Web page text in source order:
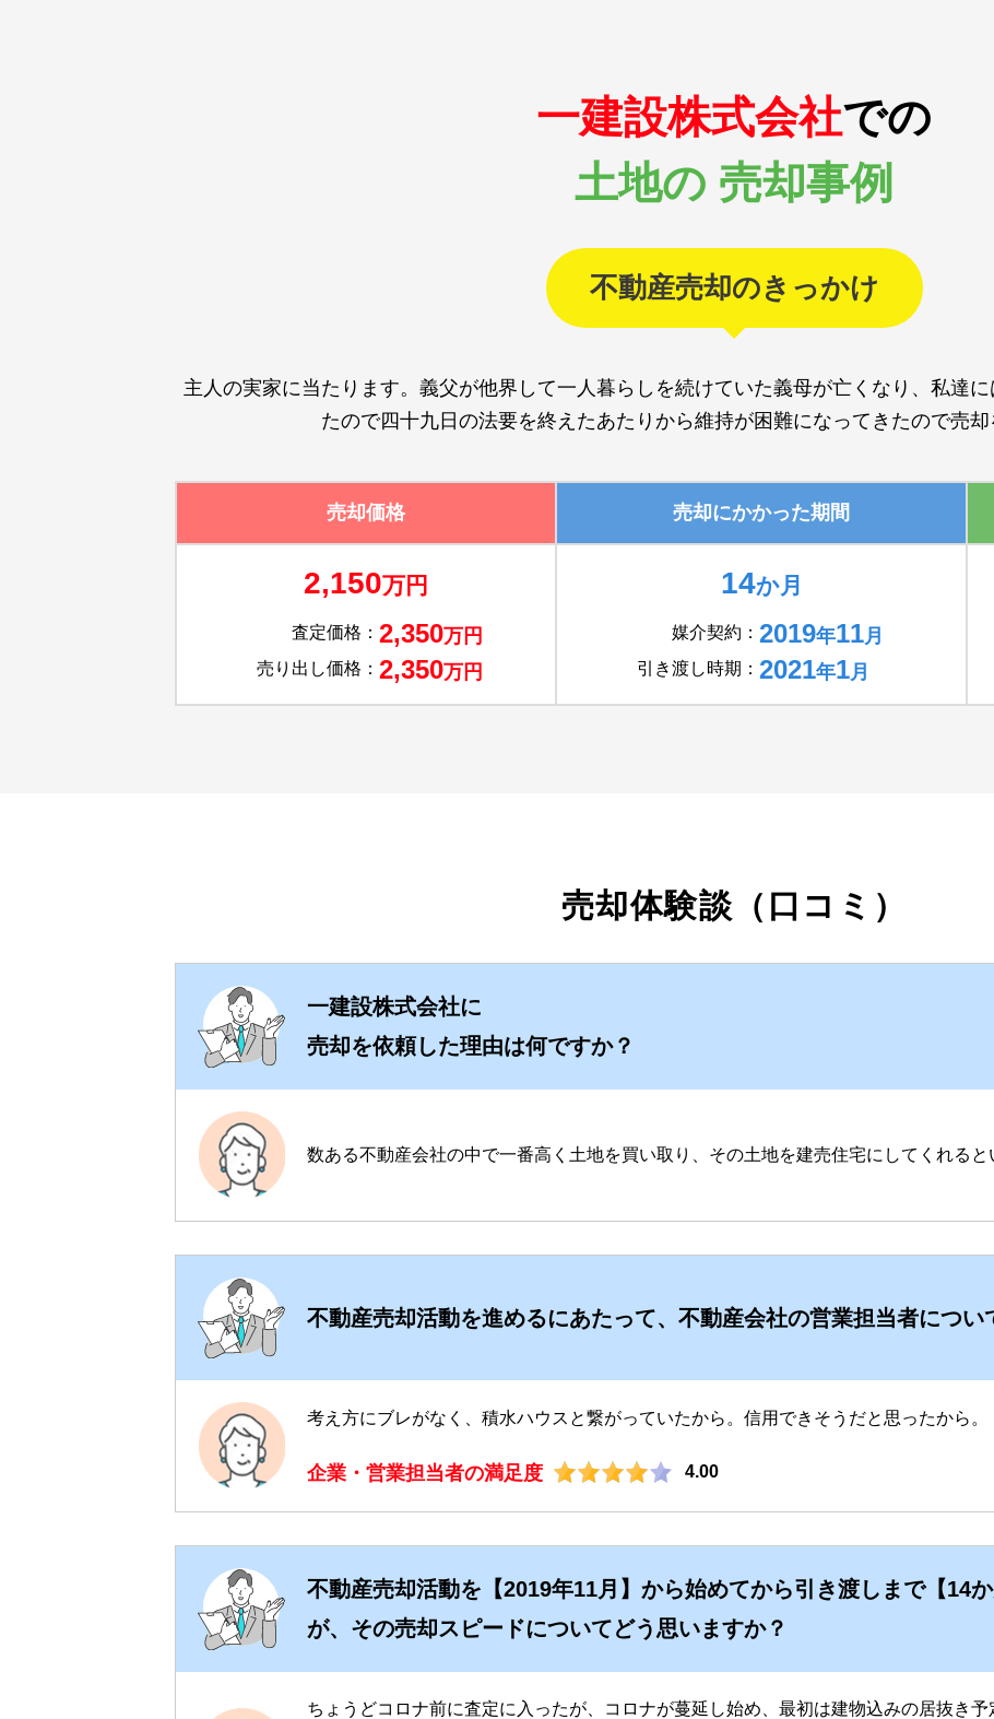
一建設株式会社での
土地の 売却事例
不動産売却のきっかけ
主人の実家に当たります。義父が他界して一人暮らしを続けていた義母が亡くなり、私達
たので四十九日の法要を終えたあたりから維持が困難になってきたので売却
売却価格 売却にかかった期間
2,150万円
査定価格： 2,350万円
売り出し価格： 2,350万円
14か月
媒介契約： 2019年11月
引き渡し時期： 2021年1月
売却体験談（口コミ）
一建設株式会社に
売却を依頼した理由は何ですか？
数ある不動産会社の中で一番高く土地を買い取り、その土地を建売住宅にしてくれる
不動産売却活動を進めるにあたって、不動産会社の営業担当者につい
考え方にブレがなく、積水ハウスと繋がっていたから。信用できそうだと思ったから。
企業・営業担当者の満足度 4.00
不動産売却活動を【2019年11月】から始めてから引き渡しまで【14
が、その売却スピードについてどう思いますか？
ちょうどコロナ前に査定に入ったが、コロナが蔓延し始め、最初は建物込みの居抜き